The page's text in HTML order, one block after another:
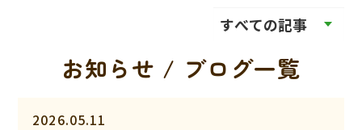
お知らせ / ブログ一覧
2026.05.11